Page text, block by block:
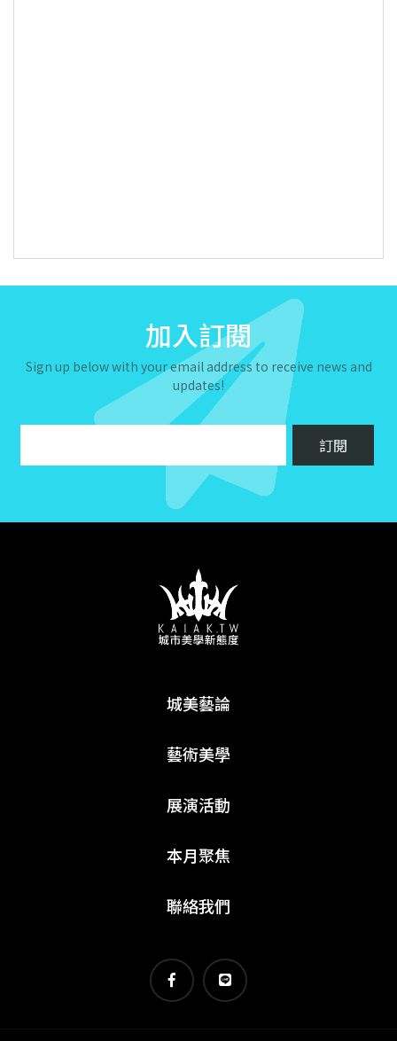
加入訂閱
Sign up below with your email address to receive news and
updates!
城美藝論
藝術美學
展演活動
本月聚焦
聯絡我們